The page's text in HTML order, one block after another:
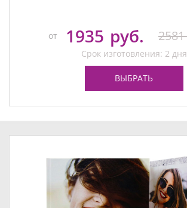
от 1935 руб. 2581
Срок изготовления: 2 дня
ВЫБРАТЬ